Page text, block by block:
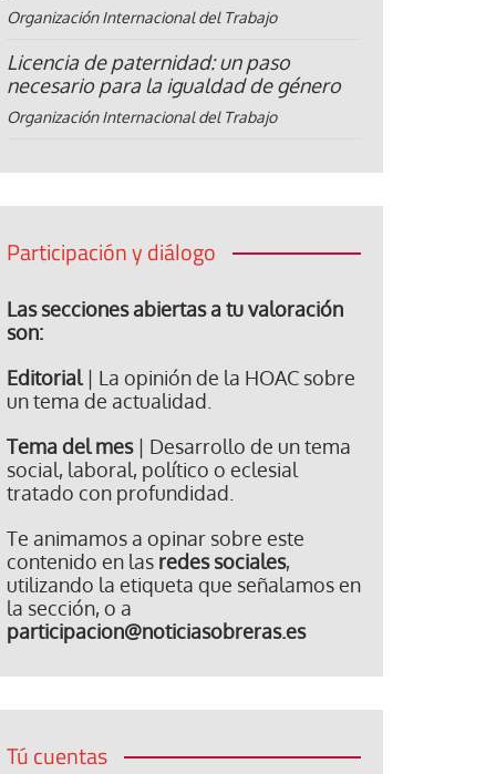
Organización Internacional del Trabajo
Licencia de paternidad: un paso
necesario para la igualdad de género
Organización Internacional del Trabajo
Participación y diálogo
Las secciones abiertas a tu valoración
son:
Editorial| La opinión de la HOAC sobre
un tema de actualidad.
Tema del mes| Desarrollo de un tema
social, laboral, político o eclesial
tratado con profundidad.
Te animamos a opinar sobre este
contenido en las redes sociales,
utilizando la etiqueta que señalamos en
la sección, o a
participacion@noticiasobreras.es
Tú cuentas